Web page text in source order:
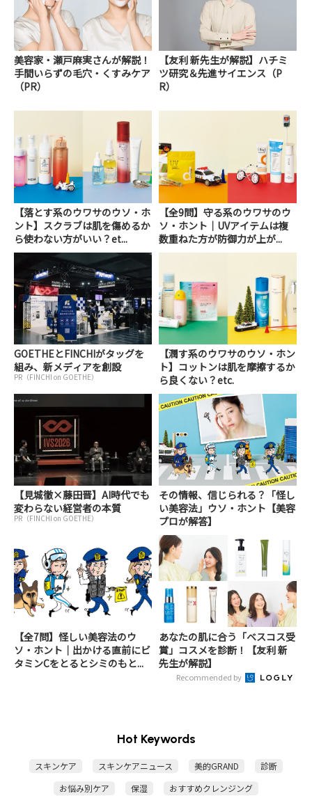
美容家・瀬戸麻実さんが解説！
手間いらずの毛穴・くすみケア
（PR）
【友利 新先生が解説】ハチミ
ツ研究＆先進サイエンス（P
R）
【落とす系のウワサのウソ・ホ
ント】スクラブは肌を傷めるか
ら使わない方がいい？et...
【全9問】守る系のウワサのウ
ソ・ホント｜UVアイテムは複
数重ねた方が防御力が上が...
GOETHEとFINCHIがタッグを
組み、新メディアを創設
PR（FINCHI on GOETHE）
【潤す系のウワサのウソ・ホン
ト】コットンは肌を摩擦するか
ら良くない？etc.
【見城徹×藤田晋】AI時代でも
変わらない経営者の本質
PR（FINCHI on GOETHE）
その情報、信じられる？「怪し
い美容法」ウソ・ホント【美容
プロが解答】
【全7問】怪しい美容法のウ
ソ・ホント｜出かける直前にビ
タミンCをとるとシミのもと...
あなたの肌に合う「ベスコス受
賞」コスメを診断！【友利 新
先生が解説】
Recommended by
Hot Keywords
スキンケア スキンケアニュース 美的GRAND
診断
お悩み別ケア
保湿
おすすめクレンジング